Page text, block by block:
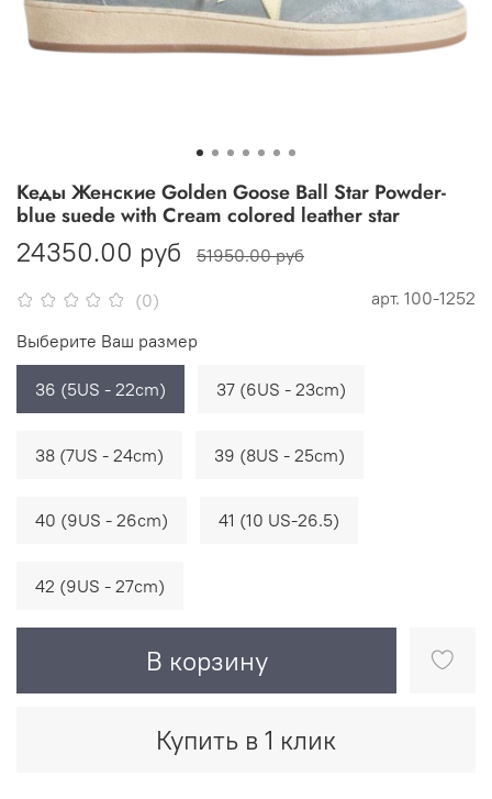
(0) арт. 100-1252
Кеды Женские Golden Goose Ball Star Powder-
blue suede with Cream colored leather star
24350.00 руб 51950.00 руб
В корзину
Купить в 1 клик
Выберите Ваш размер
36 (5US - 22cm) 37 (6US - 23cm)
38 (7US - 24cm) 39 (8US - 25cm)
40 (9US - 26cm) 41 (10 US-26.5)
42 (9US - 27cm)